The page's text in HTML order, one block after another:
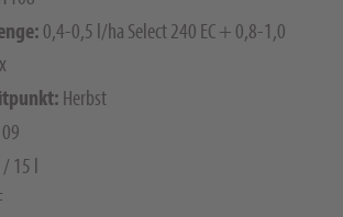
0,4-0,5 l/ha Select 240 EC + 0,8-1,0
Herbst
/ 15 l